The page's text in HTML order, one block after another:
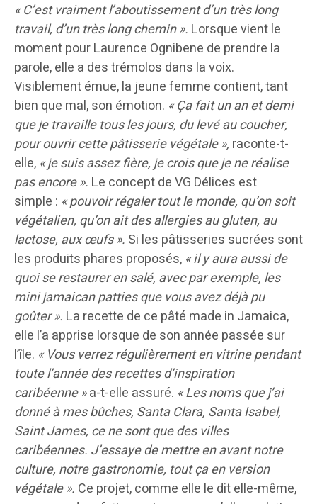
« C’est vraiment l’aboutissement d’un très long
travail, d’un très long chemin ». Lorsque vient le
moment pour Laurence Ognibene de prendre la
parole, elle a des trémolos dans la voix.
Visiblement émue, la jeune femme contient, tant
bien que mal, son émotion. « Ça fait un an et demi
que je travaille tous les jours, du levé au coucher,
pour ouvrir cette pâtisserie végétale », raconte-t-
elle, « je suis assez fière, je crois que je ne réalise
pas encore ». Le concept de VG Délices est
simple : « pouvoir régaler tout le monde, qu’on soit
végétalien, qu’on ait des allergies au gluten, au
lactose, aux œufs ». Si les pâtisseries sucrées sont
les produits phares proposés, « il y aura aussi de
quoi se restaurer en salé, avec par exemple, les
mini jamaican patties que vous avez déjà pu
goûter ». La recette de ce pâté made in Jamaica,
elle l’a apprise lorsque de son année passée sur
l’île. « Vous verrez régulièrement en vitrine pendant
toute l’année des recettes d’inspiration
caribéenne »a-t-elle assuré. « Les noms que j’ai
donné à mes bûches, Santa Clara, Santa Isabel,
Saint James, ce ne sont que des villes
caribéennes. J’essaye de mettre en avant notre
culture, notre gastronomie, tout ça en version
végétale ». Ce projet, comme elle le dit elle-même,